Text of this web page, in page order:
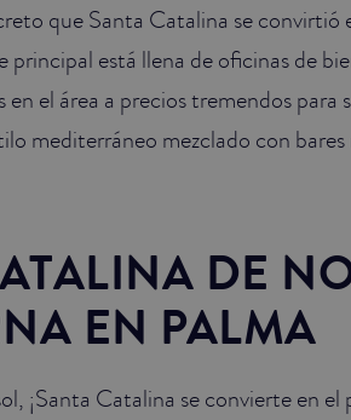
que Santa Catalina se convirtió
está llena de oficinas de
el área a precios tremendos
mediterráneo mezclado con
DE
EN PALMA
¡Santa Catalina se convierte en